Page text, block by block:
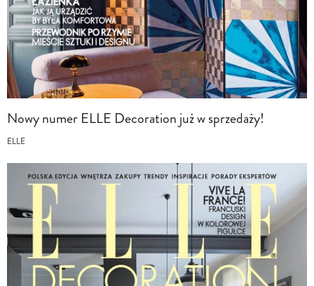
Nowy numer ELLE Decoration już w sprzedaży!
ELLE